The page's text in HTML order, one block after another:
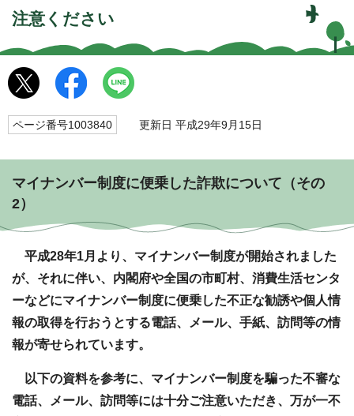
注意ください
ページ番号1003840 更新日 平成29年9月15日
マイナンバー制度に便乗した詐欺について（その
2）
平成28年1月より、マイナンバー制度が開始されました
が、それに伴い、内閣府や全国の市町村、消費生活センタ
ーなどにマイナンバー制度に便乗した不正な勧誘や個人情
報の取得を行おうとする電話、メール、手紙、訪問等の情
報が寄せられています。
以下の資料を参考に、マイナンバー制度を騙った不審な
電話、メール、訪問等には十分ご注意いただき、万が一不